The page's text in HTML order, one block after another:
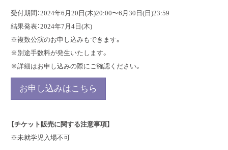
受付期間：2024年6月20日(木)20:00〜6月30日(日)23:59
結果発表：2024年7月4日(木)
※複数公演のお申し込みもできます。
※別途手数料が発生いたします。
※詳細はお申し込みの際にご確認ください。
お申し込みはこちら
【チケット販売に関する注意事項】
※未就学児入場不可